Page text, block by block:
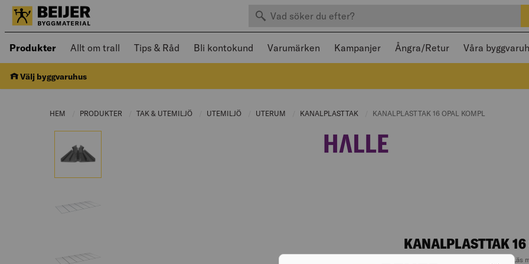
Sök efter produkter
Produkter Öppnad meny kan navigeras med piltangenter och stängas med Escape
Allt om trall Tips & Råd Bli kontokund Varumärken Kampanjer Ångra/Retur Våra
Välj byggvaruhus
HEM PRODUKTER CURRENT PAGE:
TAK & UTEMILJÖ CURRENT PAGE:
UTEMILJÖ CURRENT PAGE:
UTERUM CURRENT PAGE:
KANALPLASTTAK CURRENT PAGE:
CURRENT PAGE:
KANALPLASTTAK 16 OPAL KOMPL
KANALPLASTTAK
Läs